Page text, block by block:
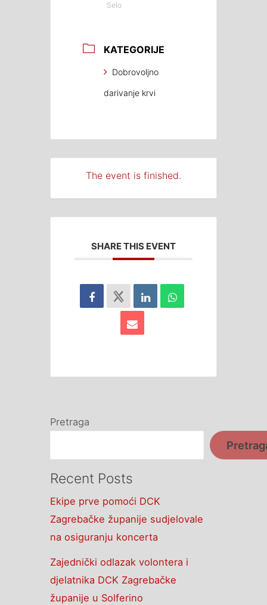
Selo
KATEGORIJE
Dobrovoljno
darivanje krvi
The event is finished.
SHARE THIS EVENT
Pretraga
Recent Posts
Ekipe prve pomoći DCK
Zagrebačke županije sudjelovale
na osiguranju koncerta
Zajednički odlazak volontera i
djelatnika DCK Zagrebačke
županije u Solferino